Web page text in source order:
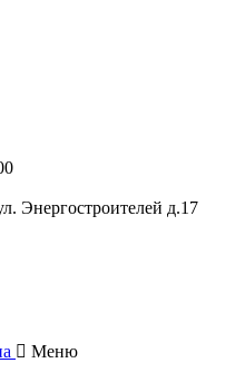
Энергостроителей д.17
Меню